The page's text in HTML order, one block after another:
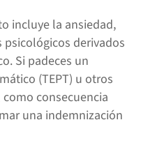
incluye la ansiedad,
derivados
Si padeces un
(TEPT) u otros
consecuencia
una indemnización